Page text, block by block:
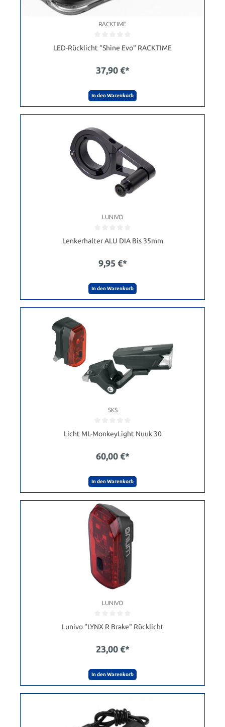
RACKTIME
LED-Rücklicht "Shine Evo" RACKTIME
37,90 €*
In den Warenkorb
LUNIVO
Lenkerhalter ALU DIA Bis 35mm
9,95 €*
In den Warenkorb
SKS
Licht ML-MonkeyLight Nuuk 30
60,00 €*
In den Warenkorb
LUNIVO
Lunivo "LYNX R Brake" Rücklicht
23,00 €*
In den Warenkorb